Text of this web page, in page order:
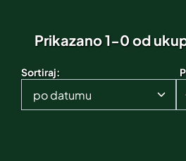
Prikazano 1-0 od
Sortiraj:
po datumu